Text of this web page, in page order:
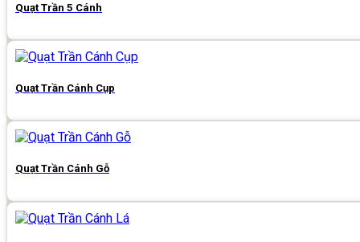
Quạt Trần 5 Cánh
Quạt Trần Cánh Cụp
Quạt Trần Cánh Gỗ